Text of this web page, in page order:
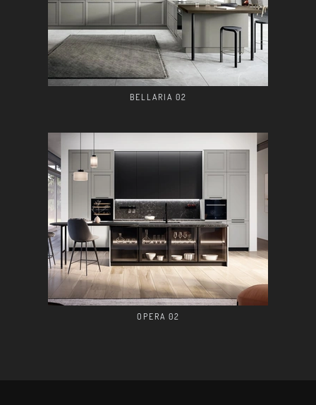
BELLARIA 02
OPERA 02